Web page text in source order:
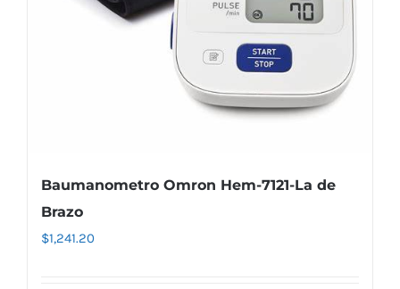
Baumanometro Omron Hem-7121-La de
Brazo
$1,241.20